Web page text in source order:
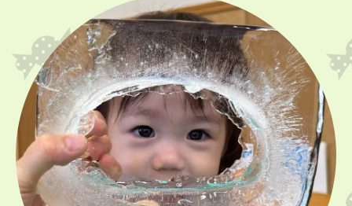
ひまわり：テレビ小松『みんなでうたお♪』撮影
布団持ち帰り
■ 2026年8月子育て支援室「きらきらぼし」の予定
●5 日(水) ●19日(水)
10： から11：30 の間
参加ご希望の方は事前にご連絡ください。
育児相談も随時受け付けています。